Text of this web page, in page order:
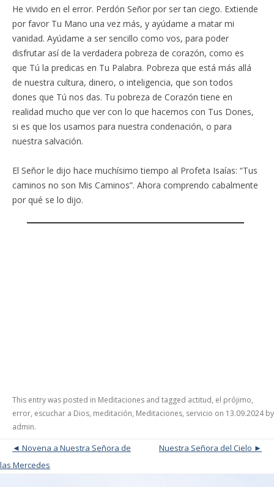
He vivido en el error. Perdón Señor por ser tan ciego. Extiende
por favor Tu Mano una vez más, y ayúdame a matar mi
vanidad. Ayúdame a ser sencillo como vos, para poder
disfrutar así de la verdadera pobreza de corazón, como es
que Tú la predicas en Tu Palabra. Pobreza que está más allá
de nuestra cultura, dinero, o inteligencia, que son todos
dones que Tú nos das. Tu pobreza de Corazón tiene en
realidad mucho que ver con lo que hacemos con Tus Dones,
si es que los usamos para nuestra condenación, o para
nuestra salvación.
El Señor le dijo hace muchísimo tiempo al Profeta Isaías: “Tus
caminos no son Mis Caminos”. Ahora comprendo cabalmente
por qué se lo dijo.
This entry was posted in Meditaciones and tagged actitud, el prójimo,
error, escuchar a Dios, meditación, Meditaciones, servicio on 13.09.2024by
admin.
Post navigation Nuestra Señora del Cielo
Novena a Nuestra Señora de
las Mercedes